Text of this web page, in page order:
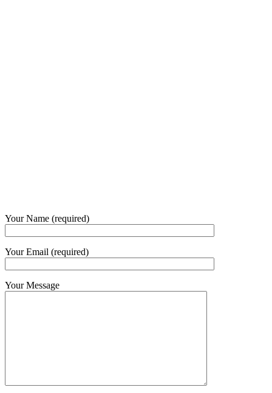
Your Name (required)
Your Email (required)
Your Message